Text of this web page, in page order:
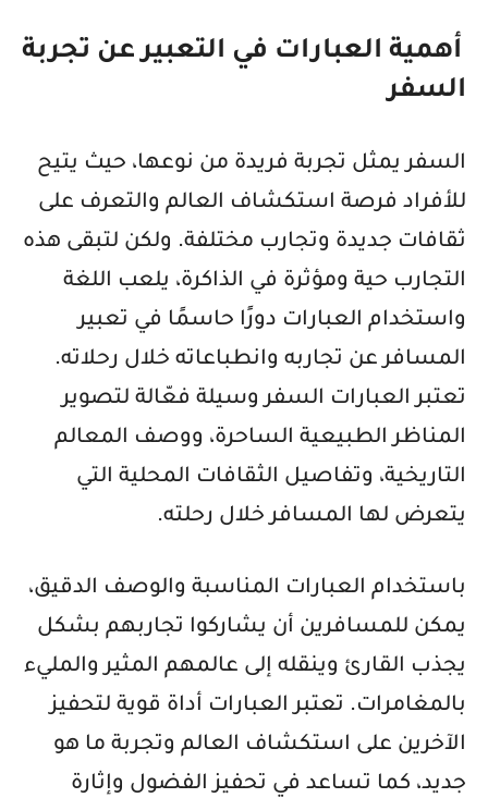
أهمية العبارات في التعبير عن تجربة
السفر
السفر يمثل تجربة فريدة من نوعها، حيث يتيح
للأفراد فرصة استكشاف العالم والتعرف على
ثقافات جديدة وتجارب مختلفة. ولكن لتبقى هذه
التجارب حية ومؤثرة في الذاكرة، يلعب اللغة
واستخدام العبارات دورًا حاسمًا في تعبير
المسافر عن تجاربه وانطباعاته خلال رحلاته.
تعتبر العبارات السفر وسيلة فعّالة لتصوير
المناظر الطبيعية الساحرة، ووصف المعالم
التاريخية، وتفاصيل الثقافات المحلية التي
يتعرض لها المسافر خلال رحلته.
باستخدام العبارات المناسبة والوصف الدقيق،
يمكن للمسافرين أن يشاركوا تجاربهم بشكل
يجذب القارئ وينقله إلى عالمهم المثير والمليء
بالمغامرات. تعتبر العبارات أداة قوية لتحفيز
الآخرين على استكشاف العالم وتجربة ما هو
جديد، كما تساعد في تحفيز الفضول وإثارة